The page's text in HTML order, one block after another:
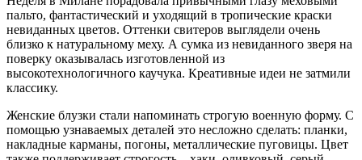
пальто, фантастический и уходящий в тропические краски
невиданных цветов. Оттенки свитеров выглядели очень
близко к натуральному меху. А сумка из невиданного зверя на
поверку оказывалась изготовленной из
высокотехнологичного каучука. Креативные идеи не затмили
классику.
Женские блузки стали напоминать строгую военную форму. С
помощью узнаваемых деталей это несложно сделать: планки,
накладные карманы, погоны, металлические пуговицы. Цвет